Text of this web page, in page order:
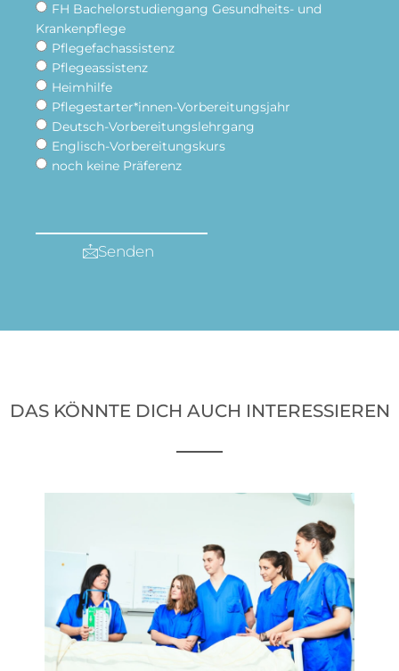
FH Bachelorstudiengang Gesundheits- und
Krankenpflege
Pflegefachassistenz
Pflegeassistenz
Heimhilfe
Pflegestarter*innen-Vorbereitungsjahr
Deutsch-Vorbereitungslehrgang
Englisch-Vorbereitungskurs
noch keine Präferenz
Senden
DAS KÖNNTE DICH AUCH INTERESSIEREN